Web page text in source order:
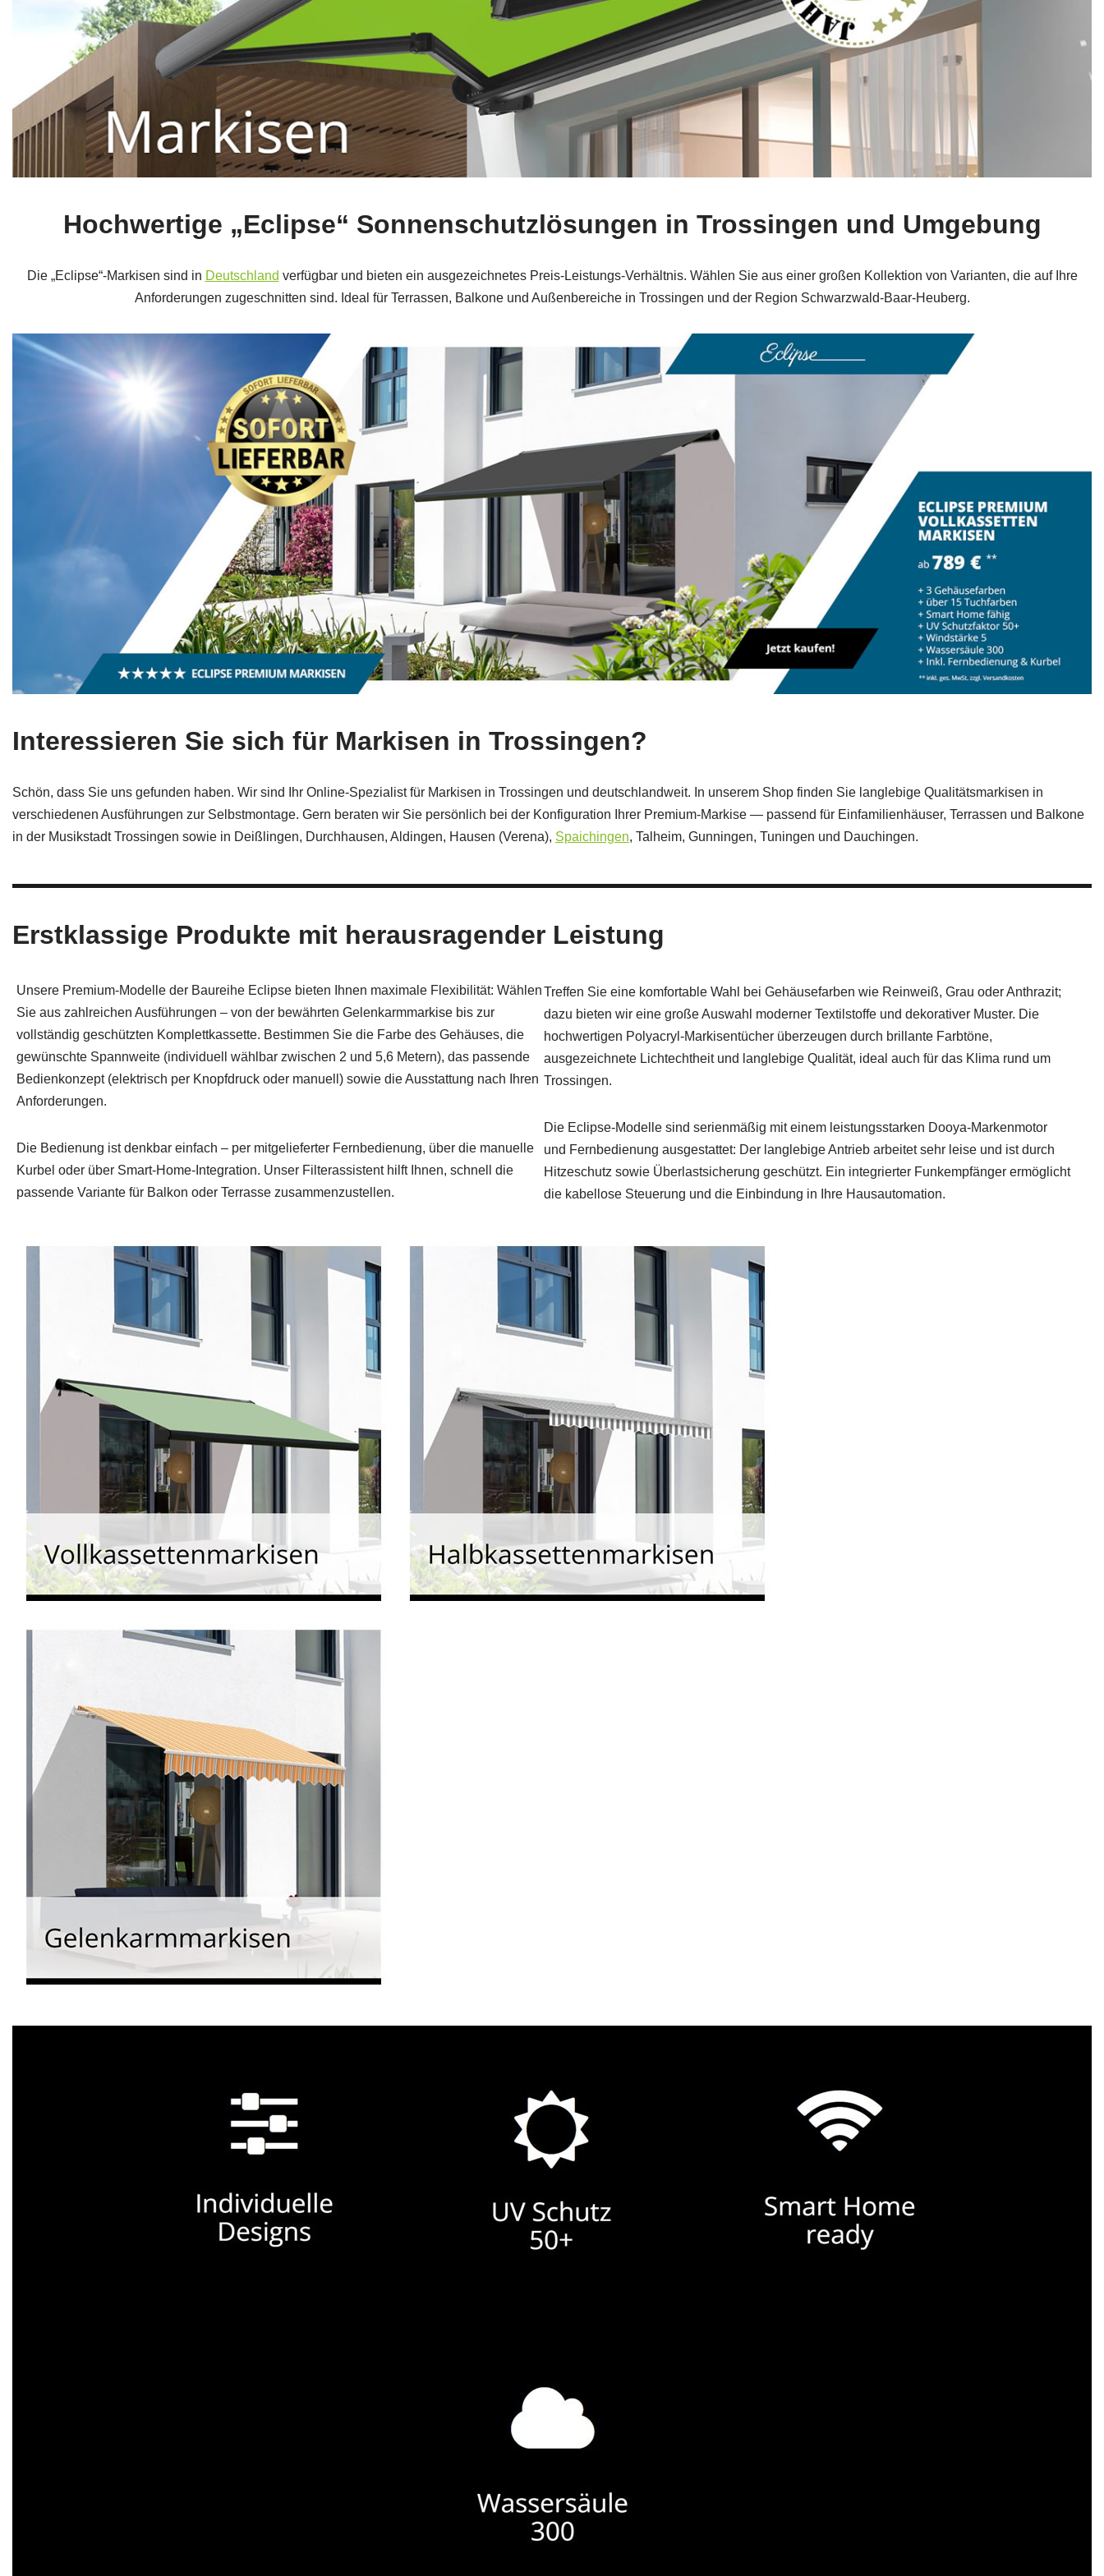
Hochwertige „Eclipse“ Sonnenschutzlösungen in Trossingen und Umgebung
Die „Eclipse“-Markisen sind in Deutschland verfügbar und bieten ein ausgezeichnetes Preis-Leistungs-Verhältnis. Wählen Sie aus einer großen Kollektion von Varianten, die auf Ihre
Anforderungen zugeschnitten sind. Ideal für Terrassen, Balkone und Außenbereiche in Trossingen und der Region Schwarzwald-Baar-Heuberg.
Interessieren Sie sich für Markisen in Trossingen?
Schön, dass Sie uns gefunden haben. Wir sind Ihr Online-Spezialist für Markisen in Trossingen und deutschlandweit. In unserem Shop finden Sie langlebige Qualitätsmarkisen in
verschiedenen Ausführungen zur Selbstmontage. Gern beraten wir Sie persönlich bei der Konfiguration Ihrer Premium-Markise — passend für Einfamilienhäuser, Terrassen und Balkone
in der Musikstadt Trossingen sowie in Deißlingen, Durchhausen, Aldingen, Hausen (Verena), Spaichingen, Talheim, Gunningen, Tuningen und Dauchingen.
Erstklassige Produkte mit herausragender Leistung
Unsere Premium‑Modelle der Baureihe Eclipse bieten Ihnen maximale Flexibilität: Wählen
Sie aus zahlreichen Ausführungen – von der bewährten Gelenkarmmarkise bis zur
vollständig geschützten Komplettkassette. Bestimmen Sie die Farbe des Gehäuses, die
gewünschte Spannweite (individuell wählbar zwischen 2 und 5,6 Metern), das passende
Bedienkonzept (elektrisch per Knopfdruck oder manuell) sowie die Ausstattung nach Ihren
Anforderungen.
Die Bedienung ist denkbar einfach – per mitgelieferter Fernbedienung, über die manuelle
Kurbel oder über Smart‑Home‑Integration. Unser Filterassistent hilft Ihnen, schnell die
passende Variante für Balkon oder Terrasse zusammenzustellen.
Treffen Sie eine komfortable Wahl bei Gehäusefarben wie Reinweiß, Grau oder Anthrazit;
dazu bieten wir eine große Auswahl moderner Textilstoffe und dekorativer Muster. Die
hochwertigen Polyacryl‑Markisentücher überzeugen durch brillante Farbtöne,
ausgezeichnete Lichtechtheit und langlebige Qualität, ideal auch für das Klima rund um
Trossingen.
Die Eclipse‑Modelle sind serienmäßig mit einem leistungsstarken Dooya‑Markenmotor
und Fernbedienung ausgestattet: Der langlebige Antrieb arbeitet sehr leise und ist durch
Hitzeschutz sowie Überlastsicherung geschützt. Ein integrierter Funkempfänger ermöglicht
die kabellose Steuerung und die Einbindung in Ihre Hausautomation.